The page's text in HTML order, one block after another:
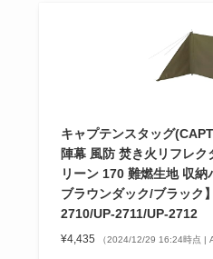
キャプテンスタッグ
陣幕 風防 焚き火リフレク
リーン 170 難燃生地 収
ブラウンダック/ブラック
2710/UP-2711/UP-2712
¥4,435 （2024/12/29 16:24時点 |